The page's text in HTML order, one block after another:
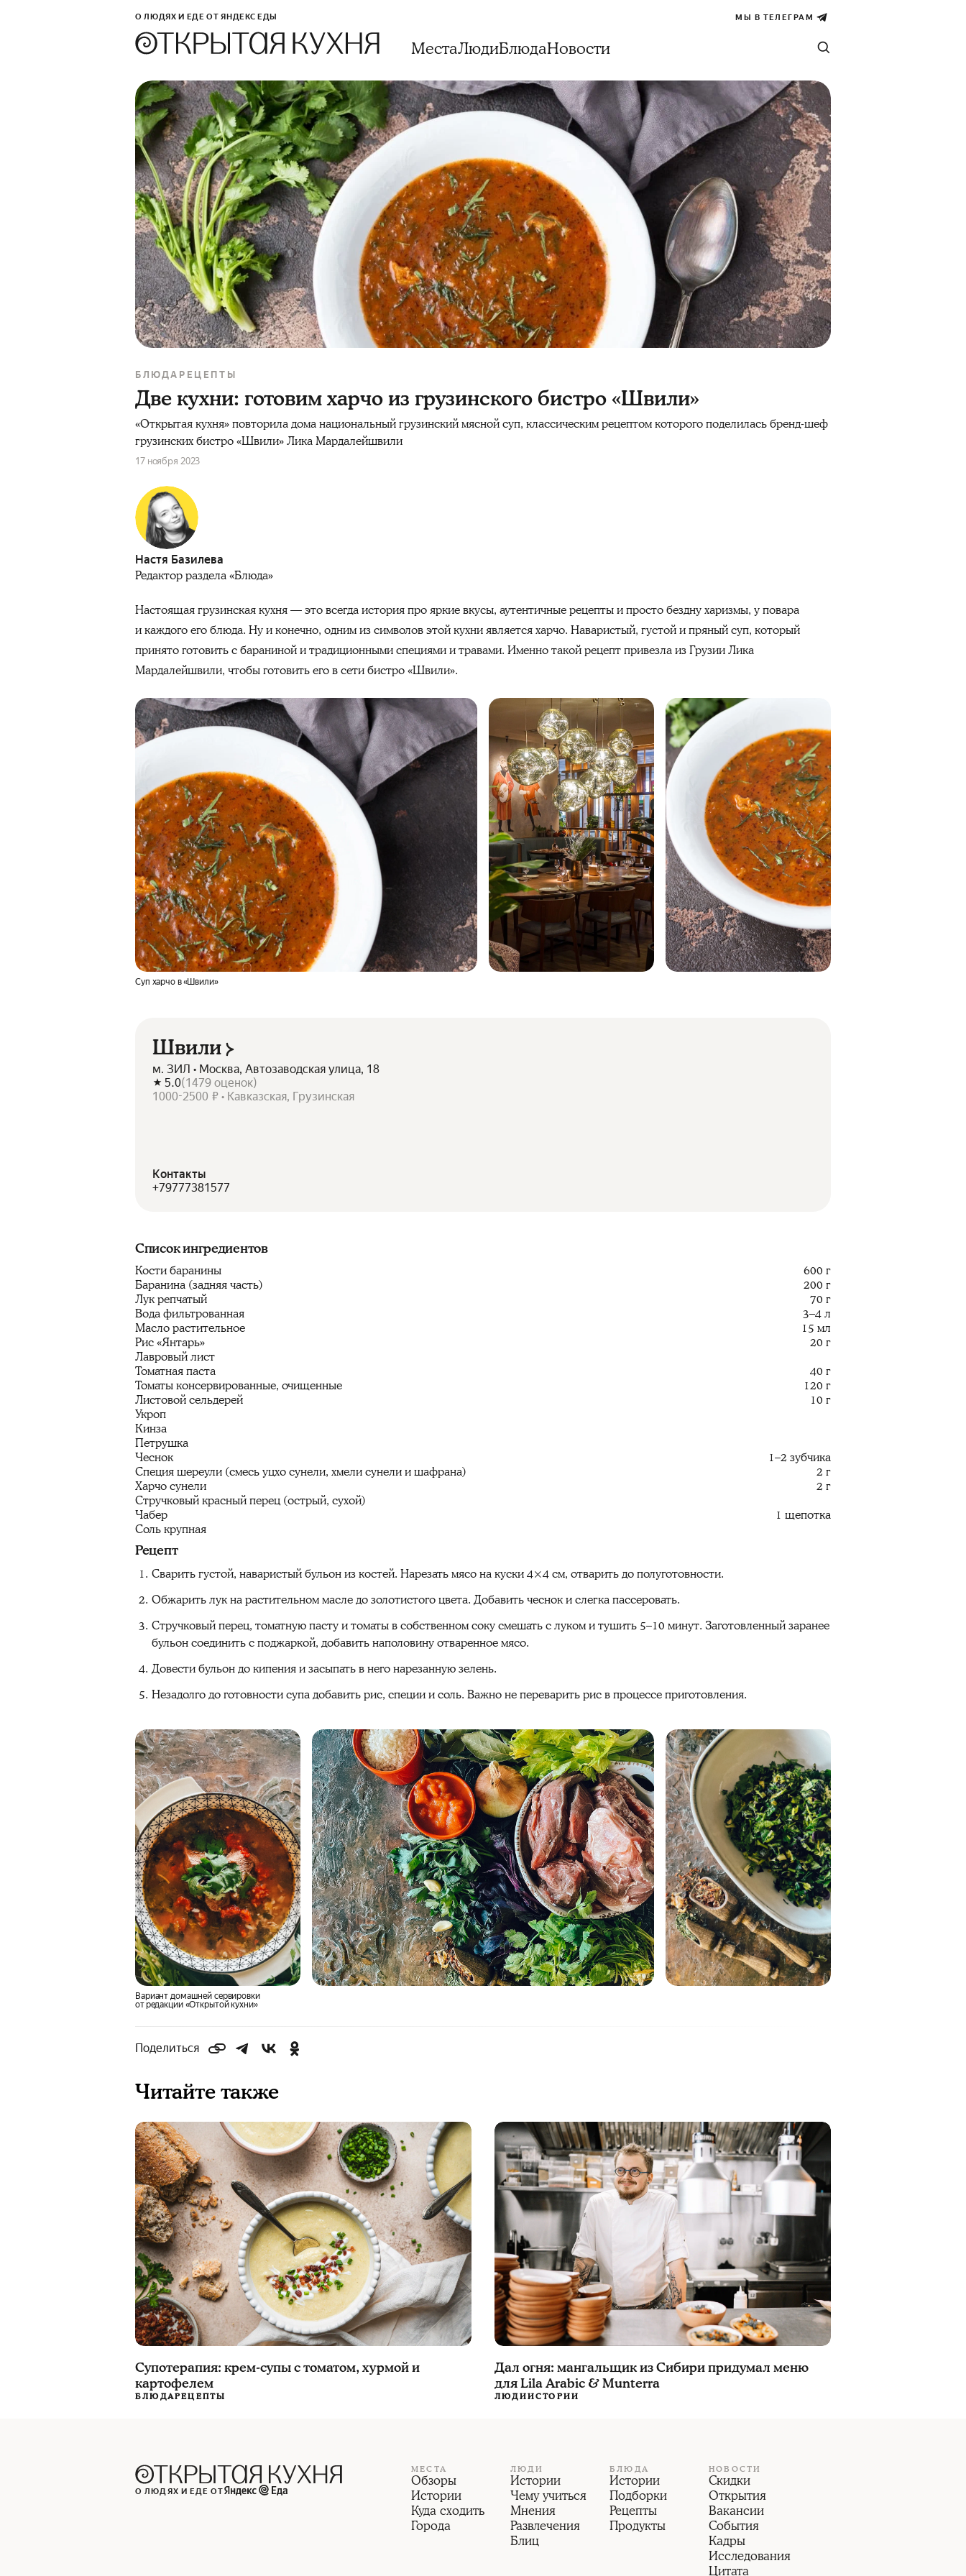
О ЛЮДЯХ И ЕДЕ ОТ ЯНДЕКС ЕДЫ МЫ В ТЕЛЕГРАМ
МестаЛюдиБлюдаНовости
БЛЮДА РЕЦЕПТЫ
Две кухни: готовим харчо из грузинского бистро «Швили»
«Открытая кухня» повторила дома национальный грузинский мясной суп, классическим рецептом которого поделилась бренд-шеф
грузинских бистро «Швили» Лика Мардалейшвили
17 ноября 2023
Настя Базилева
Редактор раздела «Блюда»
Настоящая грузинская кухня — это всегда история про яркие вкусы, аутентичные рецепты и просто бездну харизмы, у повара
и каждого его блюда. Ну и конечно, одним из символов этой кухни является харчо. Наваристый, густой и пряный суп, который
принято готовить с бараниной и традиционными специями и травами. Именно такой рецепт привезла из Грузии Лика
Мардалейшвили, чтобы готовить его в сети бистро «Швили».
Суп харчо в «Швили»
Швили
м. ЗИЛ • Москва, Автозаводская улица, 18
5.0(1479 оценок)
1000-2500 ₽ • Кавказская, Грузинская
Контакты
+79777381577
Список ингредиентов
Кости баранины
600 г
Баранина (задняя часть)
200 г
Лук репчатый
70 г
Вода фильтрованная
3–4 л
Масло растительное
15 мл
Рис «Янтарь»
20 г
Лавровый лист
Томатная паста
40 г
Томаты консервированные, очищенные
120 г
Листовой сельдерей
10 г
Укроп
Кинза
Петрушка
Чеснок
1–2 зубчика
Специя шереули (смесь уцхо сунели, хмели сунели и шафрана)
2 г
Харчо сунели
2 г
Стручковый красный перец (острый, сухой)
Чабер
1 щепотка
Соль крупная
Рецепт
Сварить густой, наваристый бульон из костей. Нарезать мясо на куски 4×4 см, отварить до полуготовности.
Обжарить лук на растительном масле до золотистого цвета. Добавить чеснок и слегка пассеровать.
Стручковый перец, томатную пасту и томаты в собственном соку смешать с луком и тушить 5–10 минут. Заготовленный заранее
бульон соединить с поджаркой, добавить наполовину отваренное мясо.
Довести бульон до кипения и засыпать в него нарезанную зелень.
Незадолго до готовности супа добавить рис, специи и соль. Важно не переварить рис в процессе приготовления.
Вариант домашней сервировки
от редакции «Открытой кухни»
Поделиться
Читайте также
Супотерапия: крем-супы с томатом, хурмой и
картофелем
БЛЮДАРЕЦЕПТЫ
Дал огня: мангальщик из Сибири придумал меню
для Lila Arabic & Munterra
ЛЮДИИСТОРИИ
О ЛЮДЯХ И ЕДЕ ОТ
МЕСТА
Обзоры
Истории
Куда сходить
Города
ЛЮДИ
Истории
Чему учиться
Мнения
Развлечения
Блиц
БЛЮДА
Истории
Подборки
Рецепты
Продукты
НОВОСТИ
Скидки
Открытия
Вакансии
События
Кадры
Исследования
Цитата